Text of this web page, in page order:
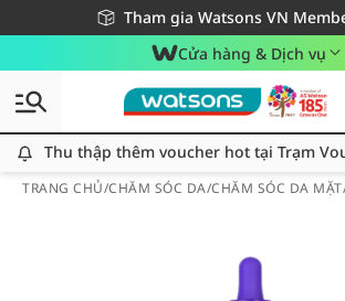
Tham gia Watsons VN
Miễn phí giao hàng cho đơn hàng
Giao hàng nhanh 24h - Áp dụng khu
Cửa hàng & Dịch vụ
Thu thập thêm voucher hot tại Trạm Voucher
Thu thập thêm voucher hot tại Trạm
TRANG CHỦ/CHĂM SÓC DA/CHĂM SÓC DA MẶT